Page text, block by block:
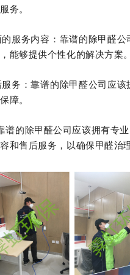
务。
服务内容：靠谱的除甲醛公
能够提供个性化的解决方案。
务：靠谱的除甲醛公司应该
障。
的除甲醛公司应该拥有专
和售后服务，以确保甲醛治